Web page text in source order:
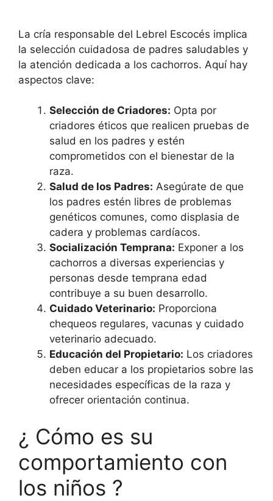
La cría responsable del Lebrel Escocés implica
la selección cuidadosa de padres saludables y
la atención dedicada a los cachorros. Aquí hay
aspectos clave:
Selección de Criadores: Opta por
criadores éticos que realicen pruebas de
salud en los padres y estén
comprometidos con el bienestar de la
raza.
Salud de los Padres: Asegúrate de que
los padres estén libres de problemas
genéticos comunes, como displasia de
cadera y problemas cardíacos.
Socialización Temprana: Exponer a los
cachorros a diversas experiencias y
personas desde temprana edad
contribuye a su buen desarrollo.
Cuidado Veterinario: Proporciona
chequeos regulares, vacunas y cuidado
veterinario adecuado.
Educación del Propietario: Los criadores
deben educar a los propietarios sobre las
necesidades específicas de la raza y
ofrecer orientación continua.
¿ Cómo es su
comportamiento con
los niños ?